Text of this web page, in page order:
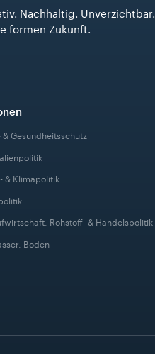
Nachhaltig. Unverzichtbar.
formen Zukunft.
& Gesundheitsschutz
& Klimapolitik
Rohstoff- & Handelspolitik
Boden